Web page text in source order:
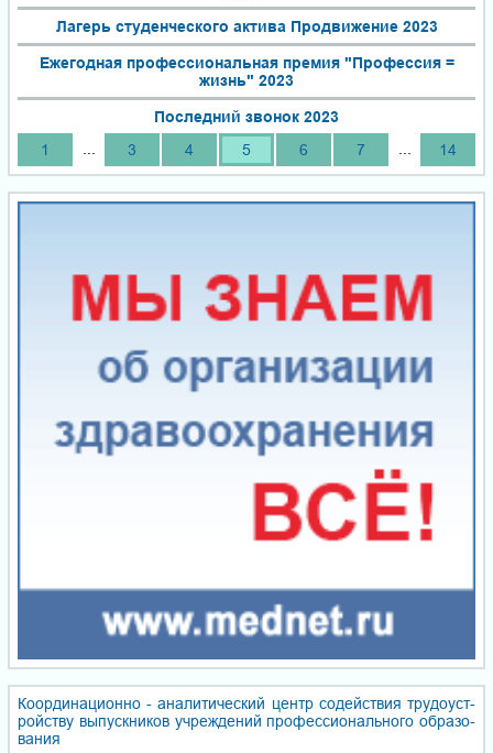
Лагерь студенческого актива Продвижение 2023
Ежегодная профессиональная премия "Профессия =
жизнь" 2023
Последний звонок 2023
1
3 4 5 6 7 14
Координационно - ана­ли­ти­чес­кий центр со­дей­ствия тру­до­уст­
ройст­ву вы­пуск­ни­ков уч­реж­де­ний про­фес­сио­наль­но­го об­ра­зо­
ва­ния